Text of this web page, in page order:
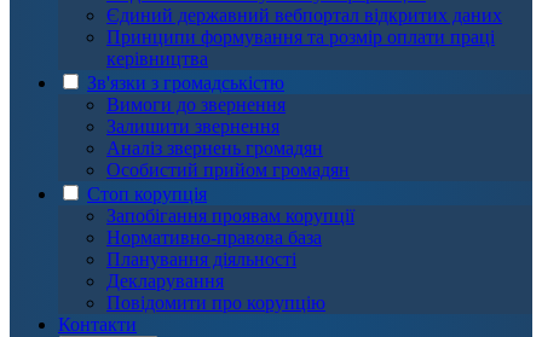
Єдиний державний вебпортал відкритих даних
Принципи формування та розмір оплати праці
керівництва
Зв'язки з громадськістю
Вимоги до звернення
Залишити звернення
Аналіз звернень громадян
Особистий прийом громадян
Стоп корупція
Запобігання проявам корупції
Нормативно-правова база
Планування діяльності
Декларування
Повідомити про корупцію
Контакти